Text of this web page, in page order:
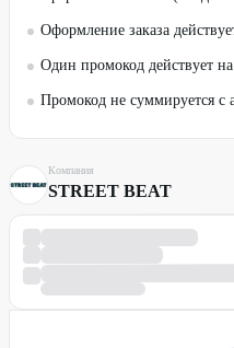
Оформление заказа
Один промокод действует
Промокод не суммируется
Компания
STREET BEAT